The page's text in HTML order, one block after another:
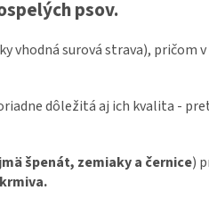
psov.
vhodná surová strava), pričom
dôležitá aj ich kvalita -
špenát, zemiaky a černice)